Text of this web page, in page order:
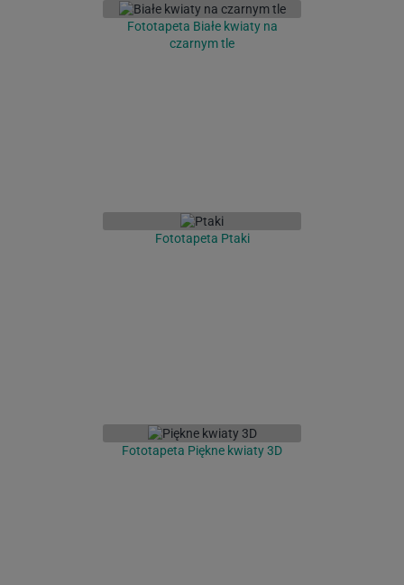
Fototapeta Białe kwiaty na
czarnym tle
Fototapeta Ptaki
Fototapeta Piękne kwiaty 3D